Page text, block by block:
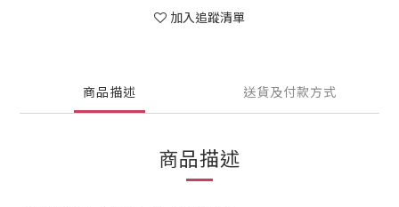
加入追蹤清單
商品描述 送貨及付款方式
商品描述